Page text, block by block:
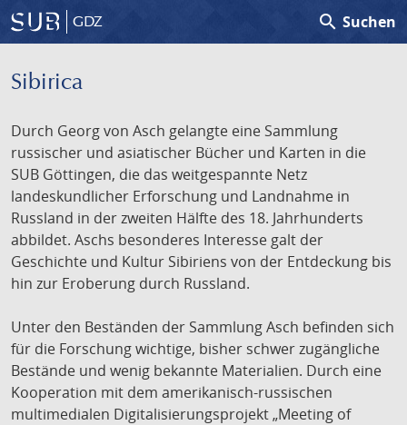
GDZ search Suchen
Sibirica
Durch Georg von Asch gelangte eine Sammlung
russischer und asiatischer Bücher und Karten in die
SUB Göttingen, die das weitgespannte Netz
landeskundlicher Erforschung und Landnahme in
Russland in der zweiten Hälfte des 18. Jahrhunderts
abbildet. Aschs besonderes Interesse galt der
Geschichte und Kultur Sibiriens von der Entdeckung bis
hin zur Eroberung durch Russland.
Unter den Beständen der Sammlung Asch befinden sich
für die Forschung wichtige, bisher schwer zugängliche
Bestände und wenig bekannte Materialien. Durch eine
Kooperation mit dem amerikanisch-russischen
multimedialen Digitalisierungsprojekt „Meeting of